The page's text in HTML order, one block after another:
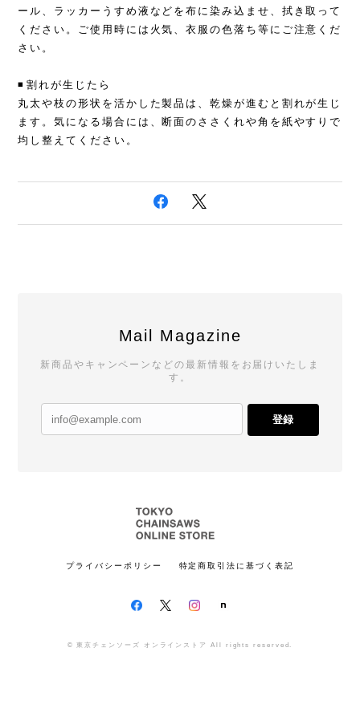
ール、ラッカーうすめ液などを布に染み込ませ、拭き取って
ください。ご使用時には火気、衣服の色落ち等にご注意くだ
さい。
◾️️️️️️割れが生じたら
丸太や枝の形状を活かした製品は、乾燥が進むと割れが生じ
ます。気になる場合には、断面のささくれや角を紙やすりで
均し整えてください。
Mail Magazine
新商品やキャンペーンなどの最新情報をお届けいたしま
す。
登録
プライバシーポリシー 特定商取引法に基づく表記
© 東京チェンソーズ オンラインストア All rights reserved.